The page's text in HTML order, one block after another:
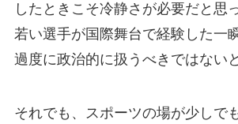
したときこそ冷静さが必要だと思
若い選手が国際舞台で経験した一
過度に政治的に扱うべきではない
それでも、スポーツの場が少しで